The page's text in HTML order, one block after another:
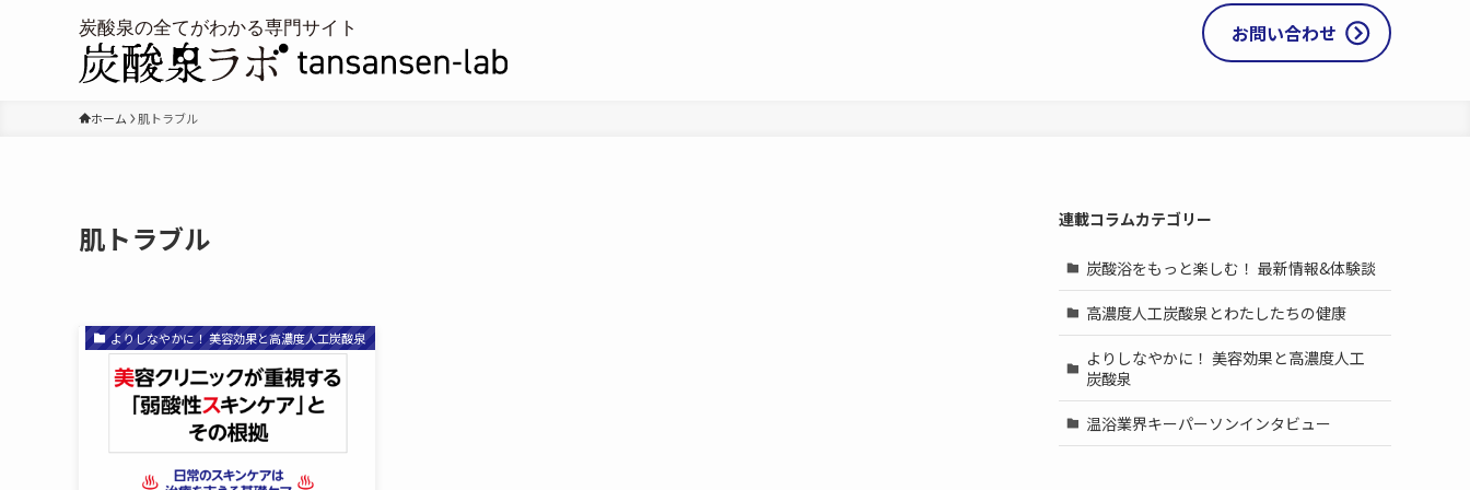
お問い合わせ
ホーム 肌トラブル
肌トラブル
よりしなやかに！ 美容効果と高濃度人工炭酸泉
連載コラムカテゴリー
炭酸浴をもっと楽しむ！ 最新情報&体験談
高濃度人工炭酸泉とわたしたちの健康
よりしなやかに！ 美容効果と高濃度人工
炭酸泉
温浴業界キーパーソンインタビュー